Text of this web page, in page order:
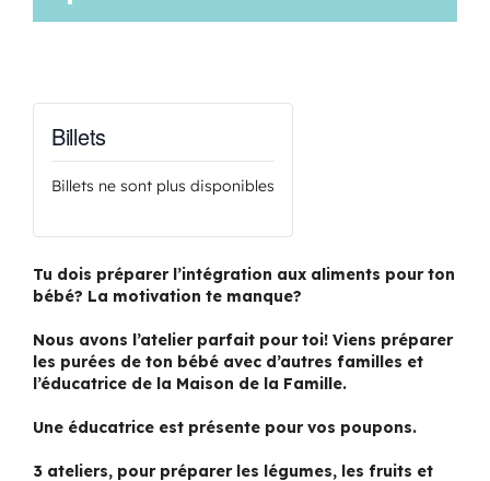
Billets
Billets ne sont plus disponibles
Tu dois préparer l’intégration aux aliments pour ton
bébé? La motivation te manque?
Nous avons l’atelier parfait pour toi! Viens préparer
les purées de ton bébé avec d’autres familles et
l’éducatrice de la Maison de la Famille.
Une éducatrice est présente pour vos poupons.
3 ateliers, pour préparer les légumes, les fruits et